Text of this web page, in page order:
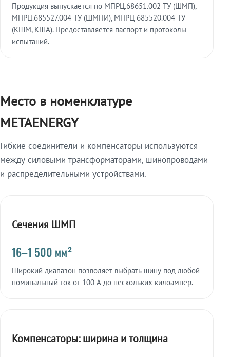
Продукция выпускается по МПРЦ.68651.002 ТУ (ШМП),
МПРЦ.685527.004 ТУ (ШМПИ), МПРЦ 685520.004 ТУ
(КШМ, КША). Предоставляется паспорт и протоколы
испытаний.
Место в номенклатуре
METAENERGY
Гибкие соединители и компенсаторы используются
между силовыми трансформаторами, шинопроводами
и распределительными устройствами.
Сечения ШМП
16–1 500 мм²
Широкий диапазон позволяет выбрать шину под любой
номинальный ток от 100 А до нескольких килоампер.
Компенсаторы: ширина и толщина